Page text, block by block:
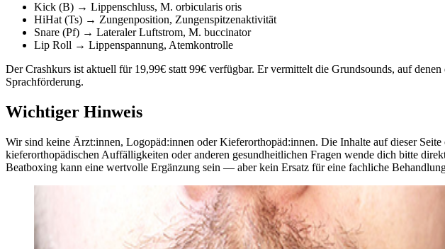
Kick (B) → Lippenschluss, M. orbicularis oris
HiHat (Ts) → Zungenposition, Zungenspitzenaktivität
Snare (Pf) → Lateraler Luftstrom, M. buccinator
Lip Roll → Lippenspannung, Atemkontrolle
Der Crashkurs ist aktuell für 19,99€ statt 99€ verfügbar. Er vermittelt die Grundsounds, auf
Sprachförderung.
Wichtiger Hinweis
Wir sind keine Ärzt:innen, Logopäd:innen oder Kieferorthopäd:innen. Die Inhalte auf dieser
kieferorthopädischen Auffälligkeiten oder anderen gesundheitlichen Fragen wende dich bitte
Beatboxing kann eine wertvolle Ergänzung sein — aber kein Ersatz für eine fachliche